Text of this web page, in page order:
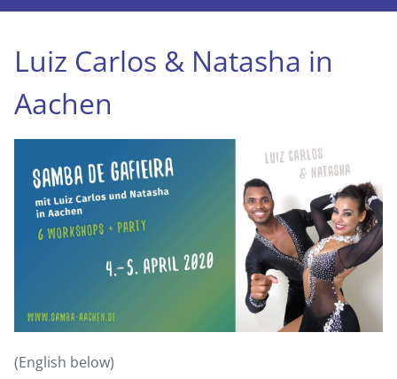
Luiz Carlos & Natasha in
Aachen
(English below)